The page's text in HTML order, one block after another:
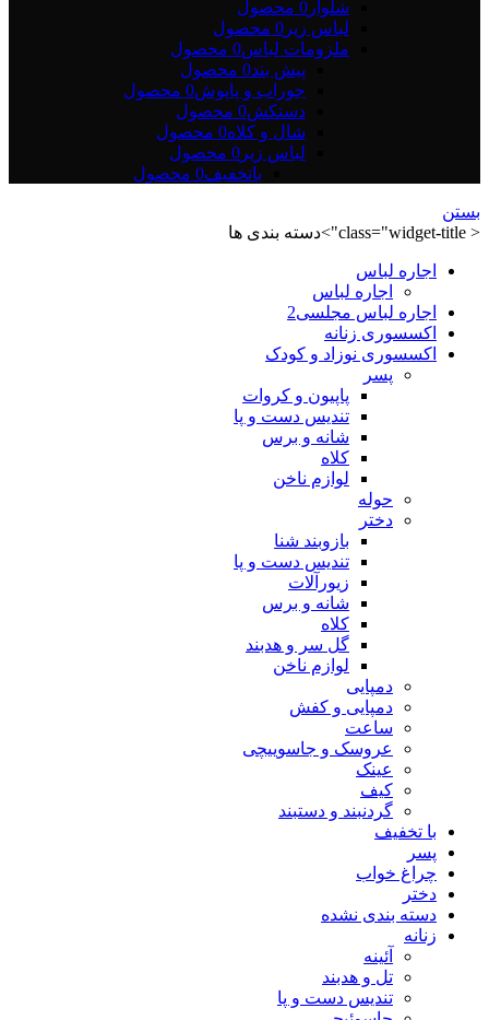
شلوار 0 محصول
لباس زیر 0 محصول
ملزومات لباس0 محصول
پیش بند0 محصول
جوراب و پاپوش0 محصول
دستکش0 محصول
شال و کلاه0 محصول
لباس زیر 0 محصول
باتخفیف0 محصول
بستن
< class="widget-title">دسته بندی ها
اجاره لباس
اجاره لباس
اجاره لباس مجلسی2
اکسسوری زنانه
اکسسوری نوزاد و کودک
پسر
پاپیون و کروات
تندیس دست و پا
شانه و برس
کلاه
لوازم ناخن
حوله
دختر
بازوبند شنا
تندیس دست و پا
زیورآلات
شانه و برس
کلاه
گل سر و هدبند
لوازم ناخن
دمپایی
دمپایی و کفش
ساعت
عروسک و جاسوییچی
عینک
کیف
گردنبند و دستبند
با تخفیف
پسر
چراغ خواب
دختر
دسته بندی نشده
زنانه
آئینه
تل و هدبند
تندیس دست و پا